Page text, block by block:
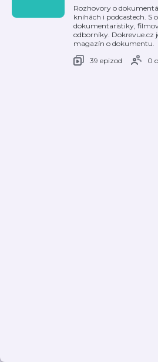
Rozhovory o
knihách i podcastech. S
dokumentaristiky,
odborníky. Dokrevue.cz
magazín o dokumentu.
39 epizod
0